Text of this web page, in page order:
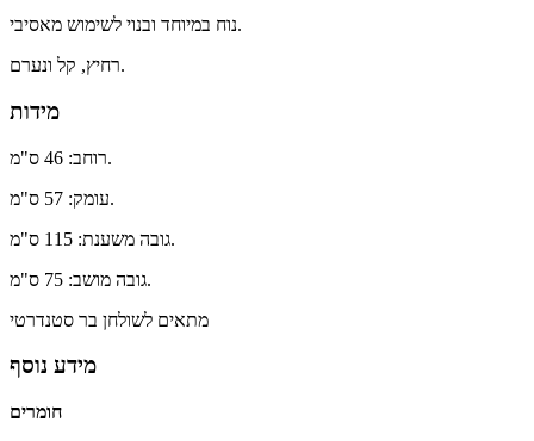
נוח במיוחד ובנוי לשימוש מאסיבי.
רחיץ, קל ונערם.
מידות
רוחב: 46 ס"מ.
עומק: 57 ס"מ.
גובה משענת: 115 ס"מ.
גובה מושב: 75 ס"מ.
מתאים לשולחן בר סטנדרטי
מידע נוסף
חומרים